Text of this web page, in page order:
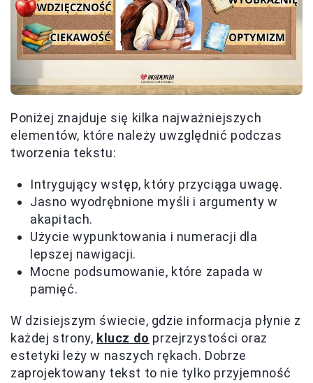
Poniżej znajduje się kilka najważniejszych
elementów, które należy uwzględnić podczas
tworzenia tekstu:
Intrygujący wstęp, który przyciąga uwagę.
Jasno wyodrębnione myśli i argumenty w
akapitach.
Użycie wypunktowania i numeracji dla
lepszej nawigacji.
Mocne podsumowanie, które zapada w
pamięć.
W dzisiejszym świecie, gdzie informacja płynie z
każdej strony, klucz do przejrzystości oraz
estetyki leży w naszych rękach. Dobrze
zaprojektowany tekst to nie tylko przyjemność